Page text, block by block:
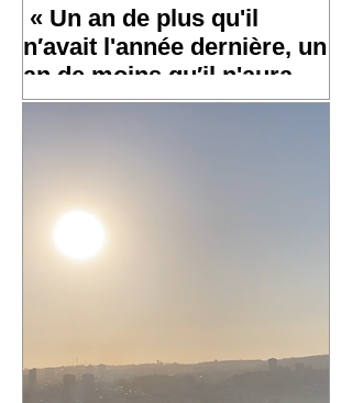
« Un an de plus qu'il
n′avait l'année dernière, un
an de moins qu′il n'aura
l′an prochain »
l'année dernière, un an de moins qu′il
n'aura l′an prochain » 📷 Laurent